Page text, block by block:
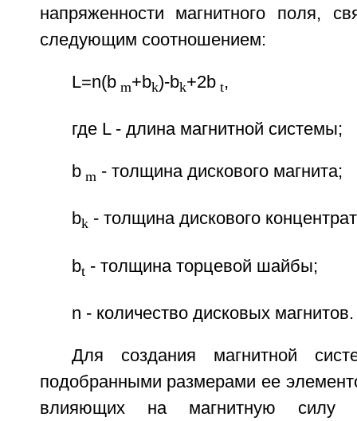
напряженности магнитного поля,
следующим соотношением:
L=n(bm+bk)-bk+2bt,
где L - длина магнитной системы;
bm - толщина дискового магнита;
bk- толщина дискового
bt- толщина торцевой шайбы;
n - количество дисковых магнитов.
Для создания магнитной
подобранными размерами ее
влияющих на магнитную силу